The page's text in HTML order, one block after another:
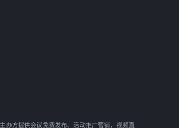
办方提供会议免费发布、活动推广营销，视频直